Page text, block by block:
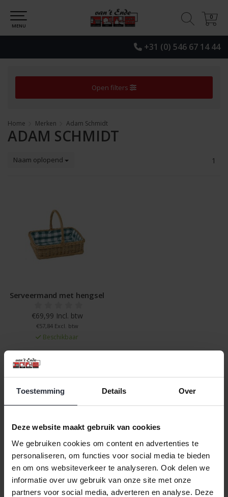
Toestemming Details Over
Deze website maakt gebruik van cookies
We gebruiken cookies om content en advertenties te
personaliseren, om functies voor social media te bieden
en om ons websiteverkeer te analyseren. Ook delen we
informatie over uw gebruik van onze site met onze
partners voor social media, adverteren en analyse. Deze
+31 (0) 546 67 14 44
0
0
MENU
Open filters
Home Merken Adam Schmidt
ADAM SCHMIDT
Naam oplopend 1
Serveermand met hengsel
€69,99 Incl. btw
€57,84 Excl. btw
Beschikbaar
In winkelwagen
Veilig achteraf betalen, tot 14 dagen na aankoop
Eenvoudig retour, 30 dagen bedenktijd
Naam oplopend